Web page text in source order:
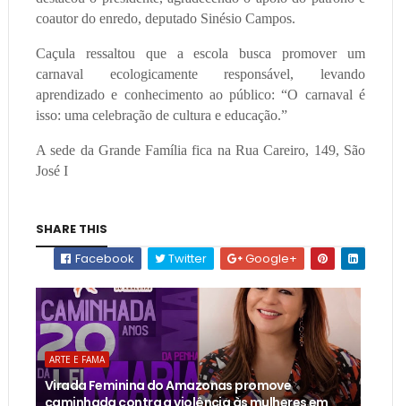
coautor do enredo, deputado Sinésio Campos.
Caçula ressaltou que a escola busca promover um
carnaval ecologicamente responsável, levando
aprendizado e conhecimento ao público: “O carnaval é
isso: uma celebração de cultura e educação.”
A sede da Grande Família fica na Rua Careiro, 149, São
José I
SHARE THIS
Facebook
Twitter Google+
ARTE E FAMA
Virada Feminina do Amazonas promove
caminhada contra a violência às mulheres em